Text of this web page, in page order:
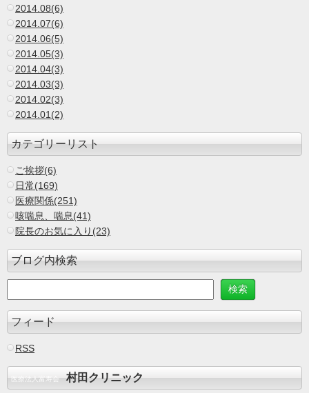
2014.08(6)
2014.07(6)
2014.06(5)
2014.05(3)
2014.04(3)
2014.03(3)
2014.02(3)
2014.01(2)
カテゴリーリスト
ご挨拶(6)
日常(169)
医療関係(251)
咳喘息、喘息(41)
院長のお気に入り(23)
ブログ内検索
フィード
RSS
医療法人富寿会村田クリニック